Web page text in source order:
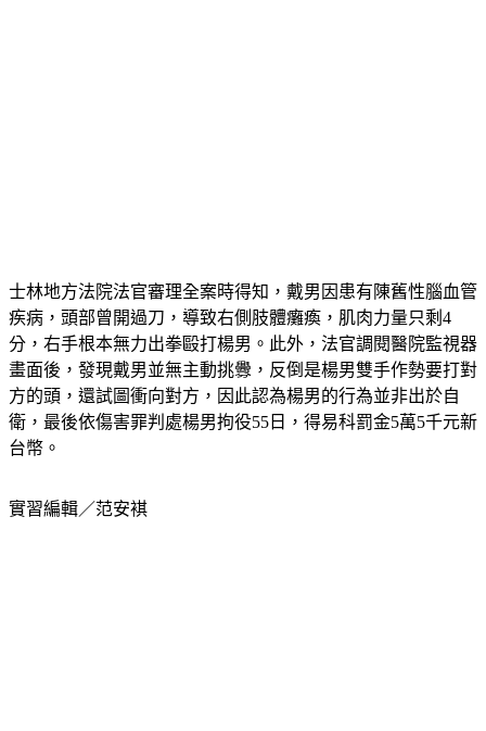
士林地方法院法官審理全案時得知，戴男因患有陳舊性腦血管
疾病，頭部曾開過刀，導致右側肢體癱瘓，肌肉力量只剩4
分，右手根本無力出拳毆打楊男。此外，法官調閱醫院監視器
畫面後，發現戴男並無主動挑釁，反倒是楊男雙手作勢要打對
方的頭，還試圖衝向對方，因此認為楊男的行為並非出於自
衛，最後依傷害罪判處楊男拘役55日，得易科罰金5萬5千元新
台幣。
實習編輯／范安褀